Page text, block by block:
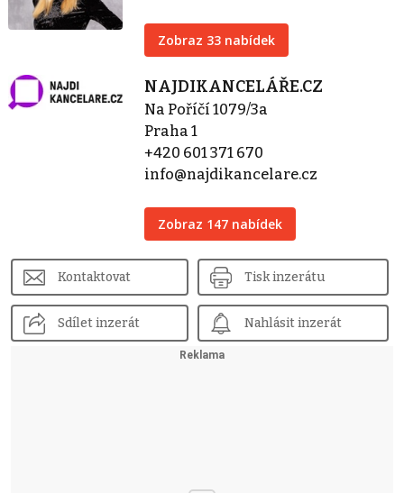
Zobraz 33 nabídek
NAJDIKANCELÁŘE.CZ
Na Poříčí 1079/3a
Praha 1
+420 601 371 670
info@najdikancelare.cz
Zobraz 147 nabídek
Kontaktovat Tisk inzerátu
Sdílet inzerát Nahlásit inzerát